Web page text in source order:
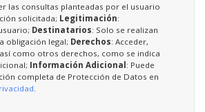
las consultas planteadas por el usuario
solicitada; Legitimación:
Destinatarios: Solo se realizan
obligación legal; Derechos: Acceder,
como otros derechos, como se indica
Información Adicional: Puede
completa de Protección de Datos en